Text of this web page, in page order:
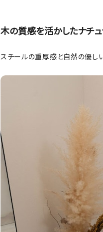
木の質感を活かしたナチ
スチールの重厚感と自然の優し